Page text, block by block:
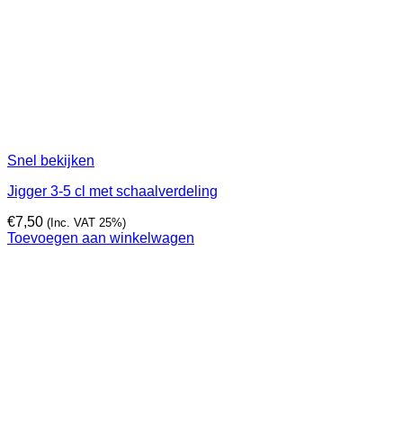
Snel bekijken
Jigger 3-5 cl met schaalverdeling
€7,50 (Inc. VAT 25%)
Toevoegen aan winkelwagen